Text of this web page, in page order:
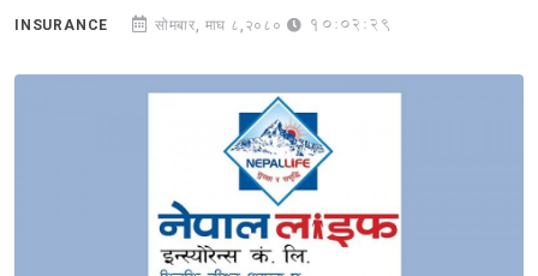
INSURANCE सोमबार, माघ ८,२०८० 10:02:29